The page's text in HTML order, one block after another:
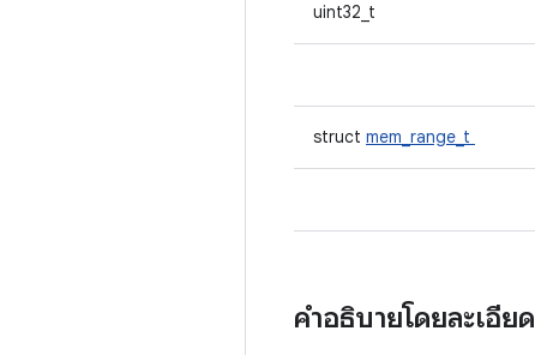
uint32_t
struct mem_range_t
คำอธิบายโดยละเอียด